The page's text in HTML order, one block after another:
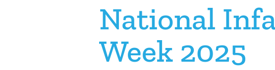
National
Week 2025